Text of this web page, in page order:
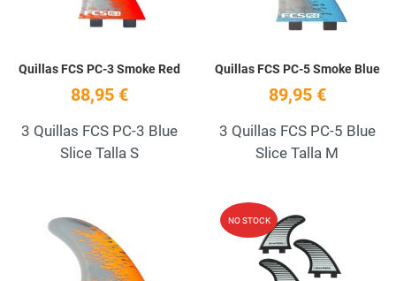
Quillas FCS PC-3 Smoke Red
88,95 €
3 Quillas FCS PC-3 Blue
Slice Talla S
Quillas FCS PC-5 Smoke Blue
89,95 €
3 Quillas FCS PC-5 Blue
Slice Talla M
Add to Wishlist
Quick View
NO STOCK